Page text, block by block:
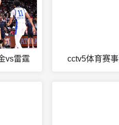
vs雷霆 cctv5体育赛